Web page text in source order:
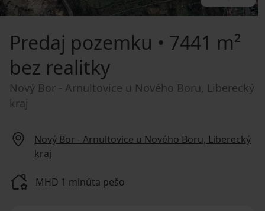
Predaj pozemku • 7441 m²
bez realitky
Nový Bor - Arnultovice u Nového Boru, Liberecký
kraj
Nový Bor - Arnultovice u Nového Boru, Liberecký
kraj
MHD 1 minúta pešo